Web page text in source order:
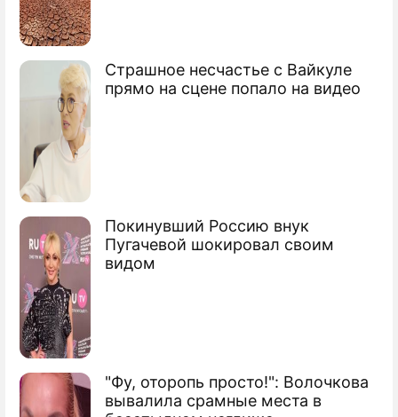
Страшное несчастье с Вайкуле
прямо на сцене попало на видео
Покинувший Россию внук
Пугачевой шокировал своим
видом
"Фу, оторопь просто!": Волочкова
вывалила срамные места в